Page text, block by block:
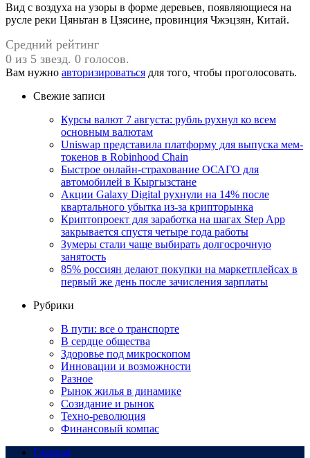
Вид с воздуха на узоры в форме деревьев, появляющиеся на
русле реки Цяньтан в Цзясине, провинция Чжэцзян, Китай.
Средний рейтинг
0 из 5 звезд. 0 голосов.
Вам нужно авторизироваться для того, чтобы проголосовать.
Свежие записи
Курсы валют 7 августа: рубль рухнул ко всем
основным валютам
Uniswap представила платформу для выпуска мем-
токенов в Robinhood Chain
Быстрое онлайн-страхование ОСАГО для
автомобилей в Кыргызстане
Акции Galaxy Digital рухнули на 14% после
квартального убытка из-за крипторынка
Криптопроект для заработка на шагах Step App
закрывается спустя четыре года работы
Зумеры стали чаще выбирать долгосрочную
занятость
85% россиян делают покупки на маркетплейсах в
первый же день после зачисления зарплаты
Рубрики
В пути: все о транспорте
В сердце общества
Здоровье под микроскопом
Инновации и возможности
Разное
Рынок жилья в динамике
Созидание и рынок
Техно-революция
Финансовый компас
Главная